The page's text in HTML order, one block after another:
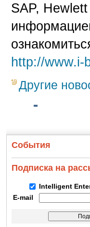
SAP,
http://www.i-
Другие
События
Подписка на
Intelligent
E-mail